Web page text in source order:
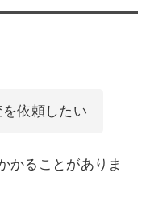
依頼したい
かることがありま